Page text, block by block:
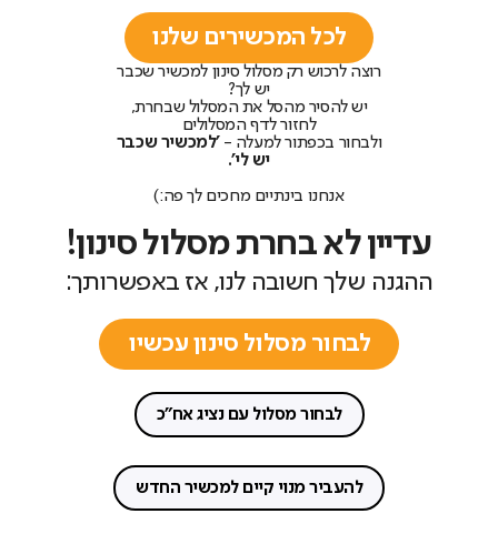
לכל המכשירים שלנו
רוצה לרכוש רק מסלול סינון למכשיר שכבר
יש לך?
יש להסיר מהסל את המסלול שבחרת,
לחזור לדף המסלולים
ולבחור בכפתור למעלה - 'למכשיר שכבר
יש לי'.
אנחנו בינתיים מחכים לך פה:)
עדיין לא בחרת מסלול סינון!
ההגנה שלך חשובה לנו, אז באפשרותך:
לבחור מסלול סינון עכשיו
לבחור מסלול עם נציג אח"כ
להעביר מנוי קיים למכשיר החדש